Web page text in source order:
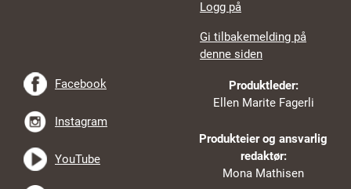
Logg på
Gi tilbakemelding på
denne siden
Produktleder:
Ellen Marite Fagerli
Produkteier og ansvarlig
redaktør:
Mona Mathisen
Facebook
Instagram
YouTube